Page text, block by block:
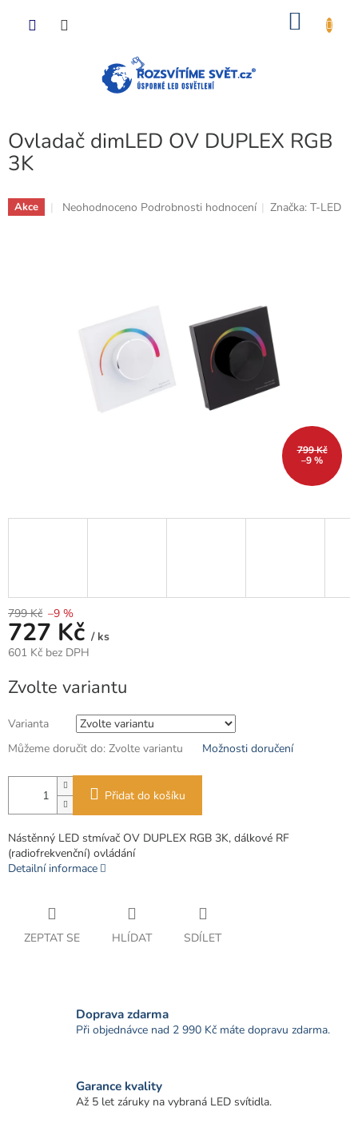
Ovladač dimLED OV DUPLEX RGB
3K
Akce
Průměrné
Neohodnoceno Podrobnosti hodnocení Značka:T-LED
799 Kč
–9 %
799 Kč –9 %
727 Kč / ks
601 Kč bez DPH
cena:
Zvolte variantu
Varianta
Můžeme doručit do: Zvolte variantu Možnosti doručení
Přidat do košíku
Nástěnný LED stmívač OV DUPLEX RGB 3K, dálkové RF
(radiofrekvenční) ovládání
Detailní informace
ZEPTAT SE HLÍDAT SDÍLET
Doprava zdarma
Při objednávce nad 2 990 Kč máte dopravu zdarma.
Garance kvality
Až 5 let záruky na vybraná LED svítidla.